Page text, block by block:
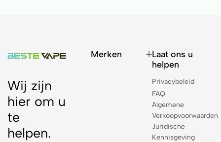
Wij zijn
hier om u
te
helpen.
Merken
Laat ons u
helpen
Privacybeleid
FAQ
Algemene
Verkoopvoorwaarden
Juridische
Kennisgeving